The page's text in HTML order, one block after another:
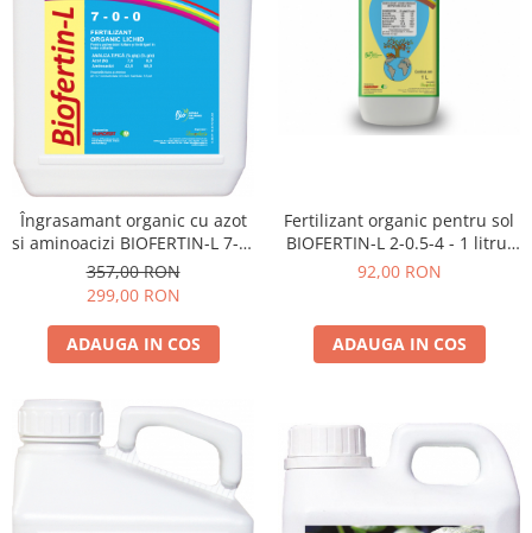
Îngrasamant organic cu azot
si aminoacizi BIOFERTIN-L 7-0-
0 - 5 litri, legume, cereale,
pomi, vita de vie
357,00 RON
299,00 RON
ADAUGA IN COS
Fertilizant organic pentru sol
BIOFERTIN-L 2-0.5-4 - 1 litru,
legume, fructe, vita de vie
92,00 RON
ADAUGA IN COS